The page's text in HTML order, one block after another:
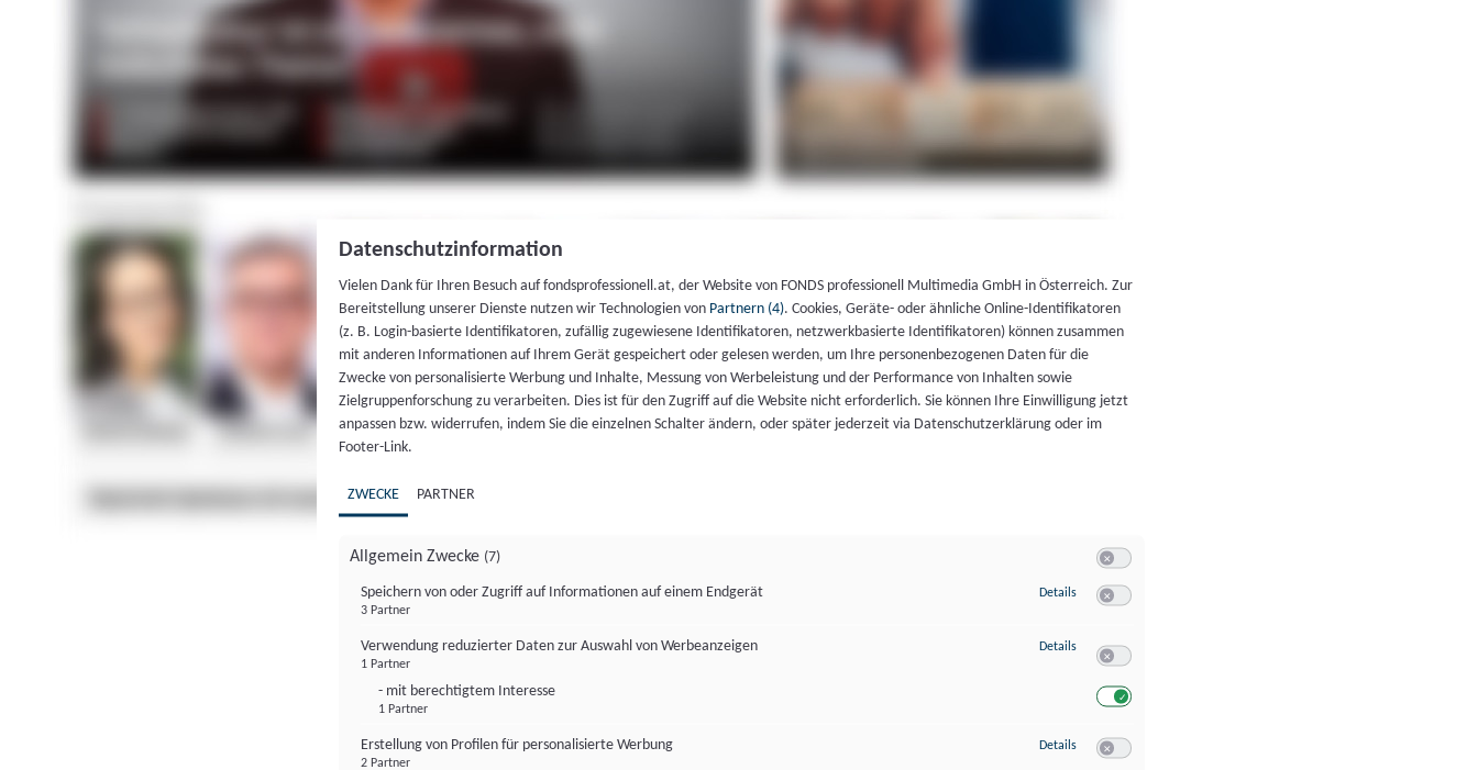
Datenschutzinformation
Vielen Dank für Ihren Besuch auf fondsprofessionell.at, der Website von FONDS professionell Multimedia GmbH in Österreich. Zur
Bereitstellung unserer Dienste nutzen wir Technologien von Partnern (4). Cookies, Geräte- oder ähnliche Online-Identifikatoren
(z. B. Login-basierte Identifikatoren, zufällig zugewiesene Identifikatoren, netzwerkbasierte Identifikatoren) können zusammen
mit anderen Informationen auf Ihrem Gerät gespeichert oder gelesen werden, um Ihre personenbezogenen Daten für die
Zwecke von personalisierte Werbung und Inhalte, Messung von Werbeleistung und der Performance von Inhalten sowie
Zielgruppenforschung zu verarbeiten. Dies ist für den Zugriff auf die Website nicht erforderlich. Sie können Ihre Einwilligung jetzt
anpassen bzw. widerrufen, indem Sie die einzelnen Schalter ändern, oder später jederzeit via Datenschutzerklärung oder im
Footer-Link.
ZWECKE PARTNER
Allgemein Zwecke (7)
Speichern von oder Zugriff auf Informationen auf einem Endgerät
3 Partner
Details zu Speichern von oder Zugriff auf Informationen auf einem Endgerät
Verwendung reduzierter Daten zur Auswahl von Werbeanzeigen
1 Partner
- mit berechtigtem Interesse
1 Partner
Details zu Verwendung reduzierter Daten zur Auswahl von Werbeanzeigen
Erstellung von Profilen für personalisierte Werbung
2 Partner
Details zu Erstellung von Profilen für personalisierte Werbung